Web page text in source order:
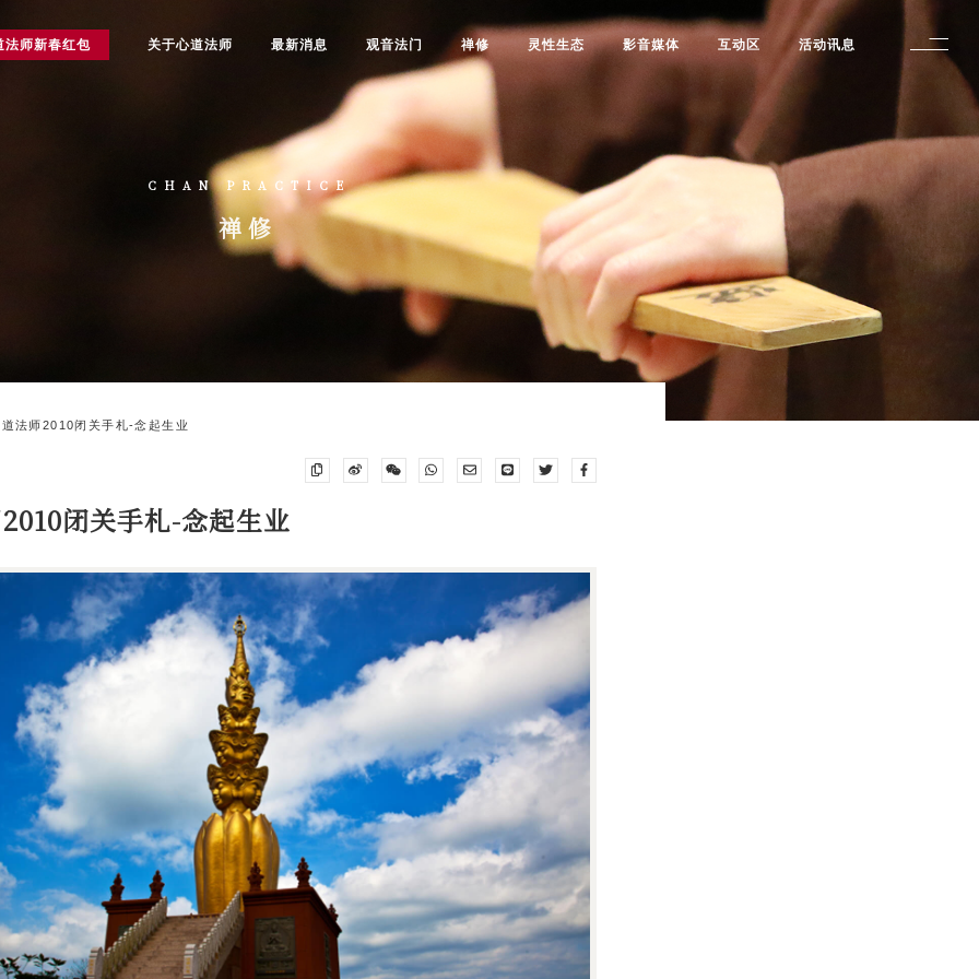
CHAN PRACTICE
禅修
法师2010闭关手札-念起生业
闭关手札-念起生业
法师新春红包 关于心道法师 最新消息 观音法门 禅修 灵性生态 影音媒体 互动区 活动讯息